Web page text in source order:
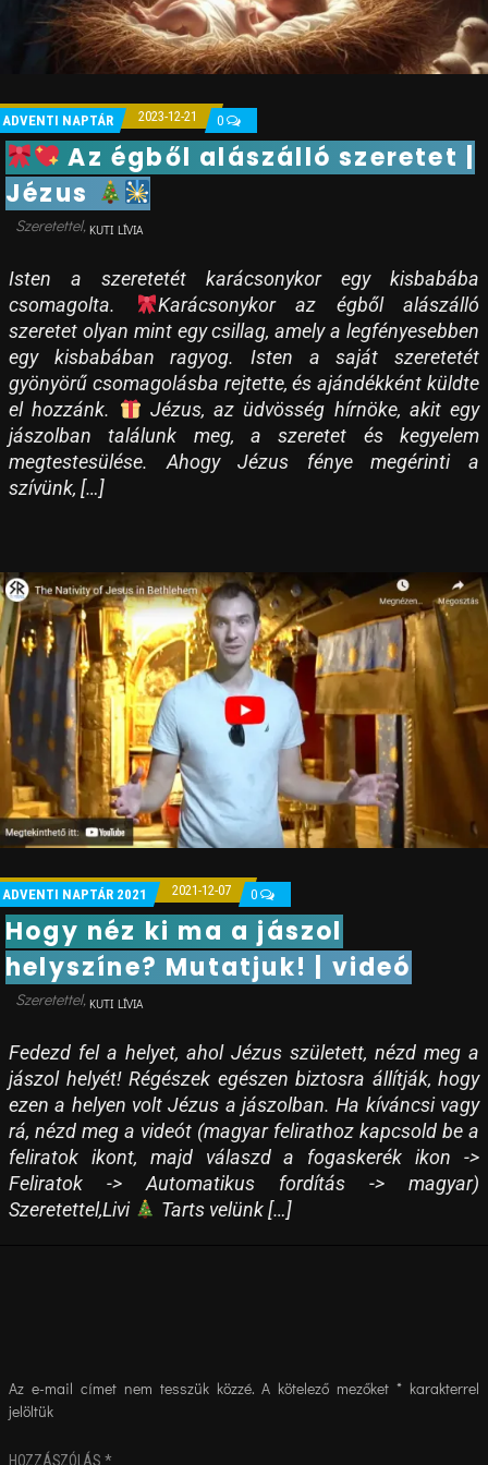
ADVENTI NAPTÁR 2023-12-21 0
Az égből alászálló szeretet |
Jézus
KUTI LÍVIA
Isten a szeretetét karácsonykor egy kisbabába
csomagolta.
Karácsonykor az égből alászálló
szeretet olyan mint egy csillag, amely a legfényesebben
egy kisbabában ragyog. Isten a saját szeretetét
gyönyörű csomagolásba rejtette, és ajándékként küldte
el hozzánk.
Jézus, az üdvösség hírnöke, akit egy
jászolban találunk meg, a szeretet és kegyelem
megtestesülése. Ahogy Jézus fénye megérinti a
szívünk, […]
ADVENTI NAPTÁR 2021 2021-12-07 0
Hogy néz ki ma a jászol
helyszíne? Mutatjuk! | videó
KUTI LÍVIA
Fedezd fel a helyet, ahol Jézus született, nézd meg a
jászol helyét! Régészek egészen biztosra állítják, hogy
ezen a helyen volt Jézus a jászolban. Ha kíváncsi vagy
rá, nézd meg a videót (magyar felirathoz kapcsold be a
feliratok ikont, majd válaszd a fogaskerék ikon ->
Feliratok -> Automatikus fordítás -> magyar)
Szeretettel,Livi
Tarts velünk […]
Az e-mail címet nem tesszük közzé. A kötelező mezőket* karakterrel
jelöltük
HOZZÁSZÓLÁS *